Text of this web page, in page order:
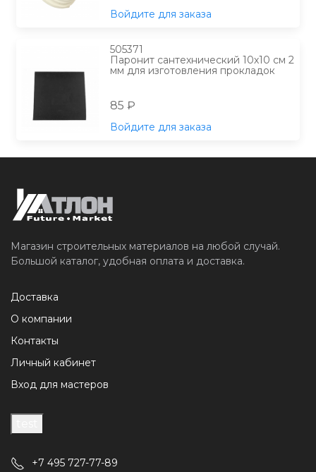
Войдите для заказа
505371
Паронит сантехнический 10х10 см 2
мм для изготовления прокладок
85 ₽
Войдите для заказа
Магазин строительных материалов на любой случай.
Большой каталог, удобная оплата и доставка.
Доставка
О компании
Контакты
Личный кабинет
Вход для мастеров
+7 495 727-77-89